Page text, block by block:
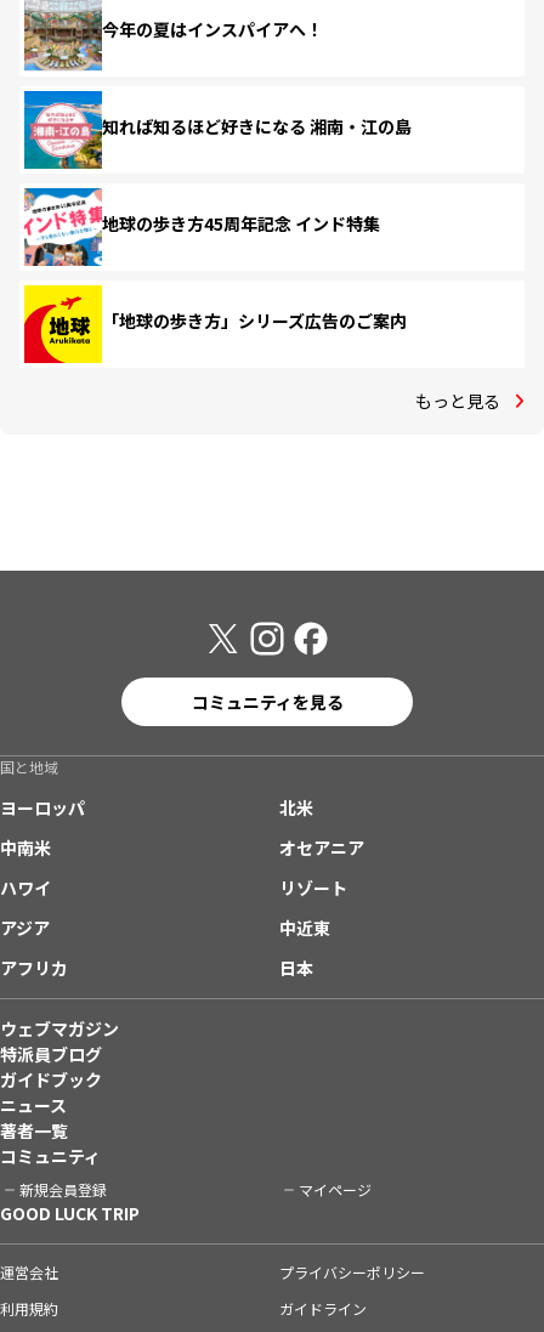
今年の夏はインスパイアへ！
知れば知るほど好きになる 湘南・江の島
地球の歩き方45周年記念 インド特集
「地球の歩き方」シリーズ広告のご案内
もっと見る
コミュニティを見る
国と地域
ヨーロッパ
北米
中南米
オセアニア
ハワイ
リゾート
アジア
中近東
アフリカ
日本
ウェブマガジン
特派員ブログ
ガイドブック
ニュース
著者一覧
コミュニティ
新規会員登録 マイページ
GOOD LUCK TRIP
運営会社
プライバシーポリシー
利用規約
ガイドライン